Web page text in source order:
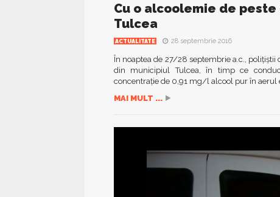
Cu o alcoolemie de
Tulcea
ACTUALITATE 28 septembrie 2016
În noaptea de 27/28 septembrie a.c.,
din municipiul Tulcea, în timp ce
concentrație de 0,91 mg/l alcool pur în aerul
MAI MULT ...